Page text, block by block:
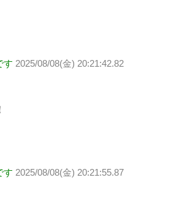
す 2025/08/08(金) 20:21:42.82
す 2025/08/08(金) 20:21:55.87